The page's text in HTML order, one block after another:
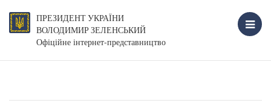
ПРЕЗИДЕНТ УКРАЇНИ
ВОЛОДИМИР ЗЕЛЕНСЬКИЙ
Офіційне інтернет-представництво